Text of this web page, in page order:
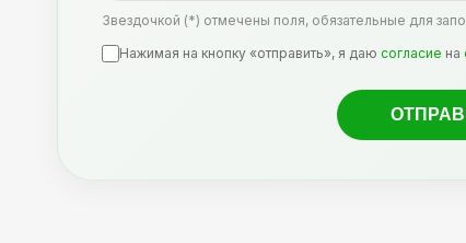
Звездочкой (*) отмечены поля, обязательные для
Нажимая на кнопку «отправить», я даю согласие на